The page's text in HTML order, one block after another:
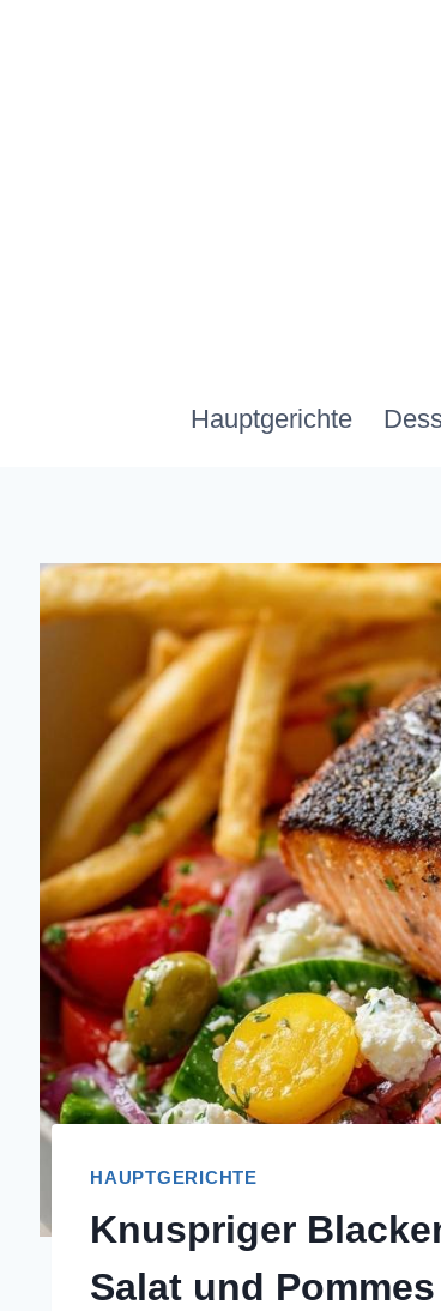
Hauptgerichte
HAUPTGERICHTE
Knuspriger
Salat und Pommes